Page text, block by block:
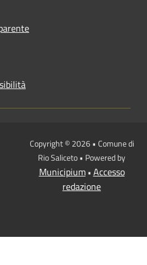
Copyright © 2026 • Comune di
Rio Saliceto • Powered by
Municipium• Accesso
redazione